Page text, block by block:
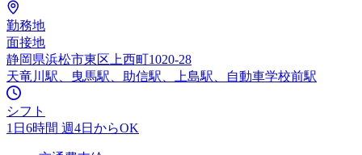
勤務地
面接地
静岡県浜松市東区上西町1020-28
天竜川駅、曳馬駅、助信駅、上島駅、自動車学校前駅
シフト
1日6時間 週4日からOK